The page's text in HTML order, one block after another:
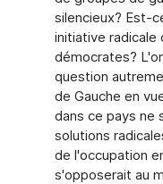
silencieux? Est-
initiative radicale
démocrates?
question
de Gauche en
dans ce pays ne
solutions
de l'occupation
s'opposerait au